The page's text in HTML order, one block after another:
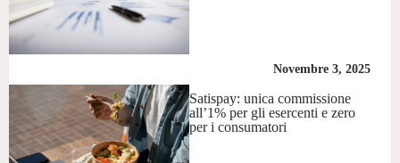
Novembre 3, 2025
Satispay: unica commissione
all’1% per gli esercenti e zero
per i consumatori